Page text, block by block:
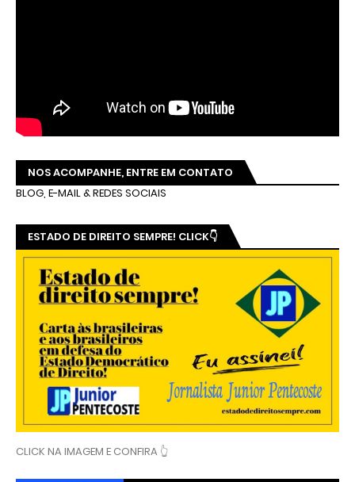
NOS ACOMPANHE, ENTRE EM CONTATO
BLOG, E-MAIL & REDES SOCIAIS
ESTADO DE DIREITO SEMPRE! CLICK👇
CLICK NA IMAGEM E CONFIRA 👆